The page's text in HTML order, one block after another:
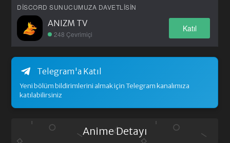
DISCORD SUNUCUMUZA DAVETLISIN
ANIZM TV
248 Çevrimiçi
Katıl
Telegram'a Katıl
Yeni bölüm bildirimlerini almak için Telegram kanalımıza
katılabilirsiniz
Anime Detayı